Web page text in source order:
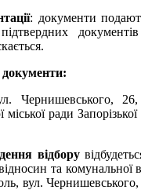
: документи
Чернишевського, 26
ради
відбору
та комунальної
вул.